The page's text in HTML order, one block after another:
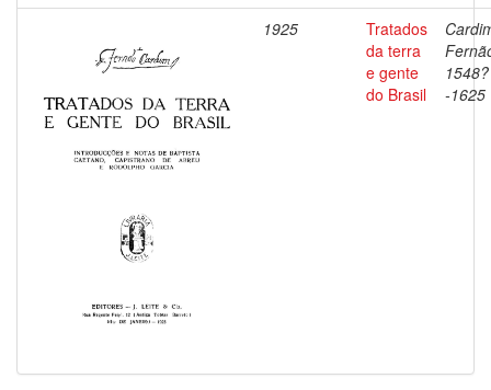
1925
Tratados
da terra
e gente
do Brasil
1548?
-1625